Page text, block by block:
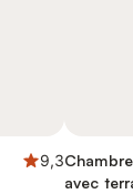
9,3
avec